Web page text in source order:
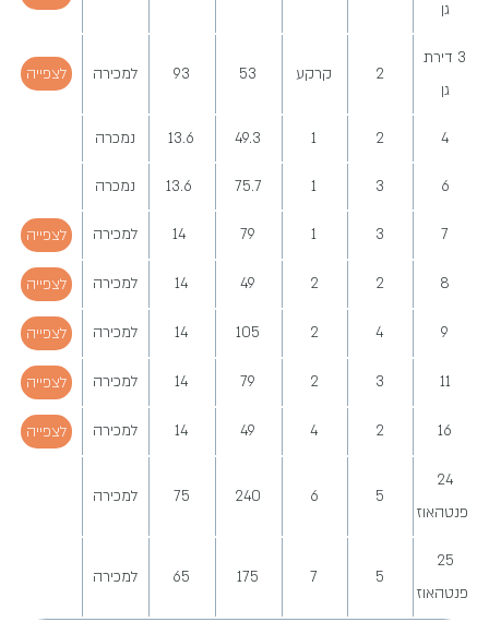
גן
3 דירת
גן
2 קרקע 53
93 למכירה לצפייה
4
2
1
49.3
13.6 נמכרה
6
3
1
75.7 נמכרה
7
3
1
79 למכירה לצפייה
8
2
2
49
14 למכירה לצפייה
9
4
2
105
14 למכירה לצפייה
11
3
2
79
14 למכירה לצפייה
16
2
4
49
14 למכירה לצפייה
24
פנטהאוז
5
6
240
75 למכירה
25
פנטהאוז
5
7
175
65 למכירה